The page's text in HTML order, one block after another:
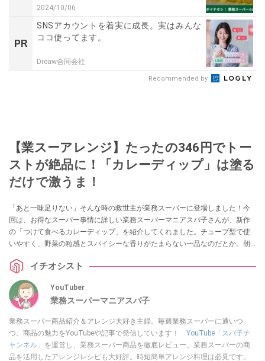
2024/10/06
PR
SNSアカウントを着実に成長。実はみんな
ココ使ってます。
Dreaw合同会社
Recommended by
【業スーアレンジ】たったの346円でトー
ストが絶品に！「カレーディップ」は塗る
だけで激うま！
「あと一味足りない」そんな時の救世主が業務スーパーに登場しました！今
回は、お得なスーパー事情に詳しい業務スーパーマニアスパ子さんが、新作
の「つけて食べるカレーディップ」を紹介してくれました。チューブ型で使
いやすく、野菜の粒感とスパイシーな香りがたまらない一品なのだとか。朝
ースの魅力を詳しくお届けします！
イチオシスト
YouTuber
業務スーパーマニアスパ子
業務スーパー商品紹介＆アレンジ大好き主婦。毎週業務スーパーに通いつ
つ、商品の魅力をYouTubeや記事で発信しています！ YouTube「スパ子チ
ャンネル」 を運営し、業務スーパー商品を徹底レビュー。業務スーパーの商
品を活用したアレンジレシピも大好評。時短簡単アレンジ料理は必見です。